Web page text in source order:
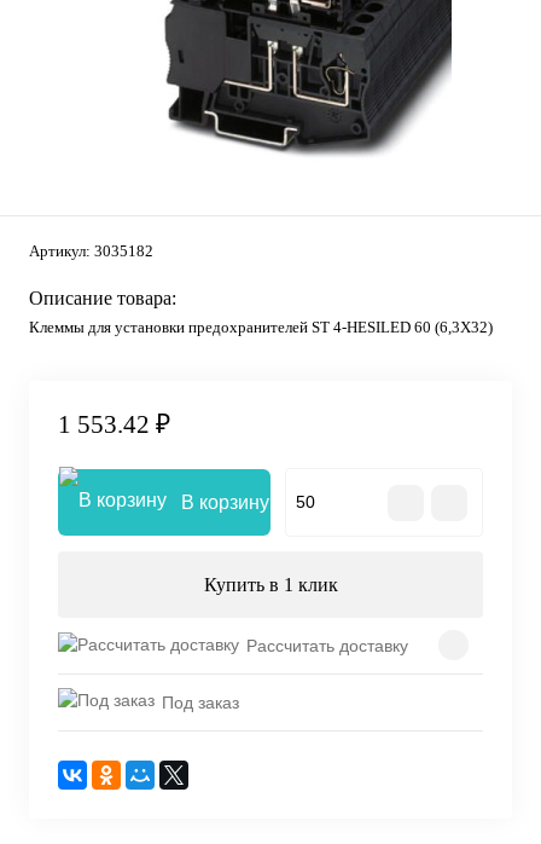
Артикул: 3035182
Описание товара:
Клеммы для установки предохранителей ST 4-HESILED 60 (6,3X32)
1 553.42 ₽
В корзину
Купить в 1 клик
Рассчитать доставку
Под заказ